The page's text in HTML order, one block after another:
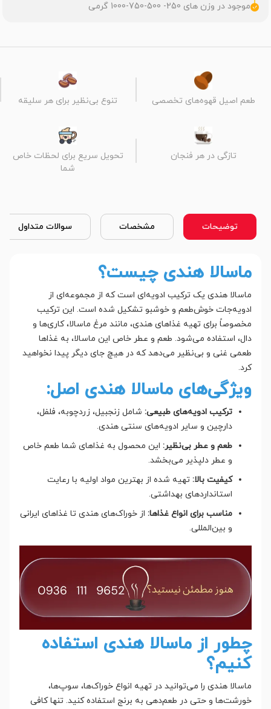
موجود در وزن های 250- 500-750-1000 گرمی
طعم اصیل قهوه‌های تخصصی تنوع بی‌نظیر برای هر سلیقه
تازگی در هر فنجان
تحویل سریع برای لحظات خاص
شما
توضیحات مشخصات سوالات متداول
ماسالا هندی چیست؟
ماسالا هندی یک ترکیب ادویه‌ای است که از مجموعه‌ای از
ادویه‌جات خوش‌طعم و خوشبو تشکیل شده است. این ترکیب
مخصوصاً برای تهیه غذاهای هندی، مانند مرغ ماسالا، کاری‌ها و
دال، استفاده می‌شود. طعم و عطر خاص این ماسالا، به غذاها
طعمی غنی و بی‌نظیر می‌دهد که در هیچ جای دیگر پیدا نخواهید
کرد.
ویژگی‌های ماسالا هندی اصل:
ترکیب ادویه‌های طبیعی: شامل زنجبیل، زردچوبه، فلفل،
دارچین و سایر ادویه‌های سنتی هندی.
طعم و عطر بی‌نظیر: این محصول به غذاهای شما طعم خاص
و عطر دلپذیر می‌بخشد.
کیفیت بالا: تهیه شده از بهترین مواد اولیه با رعایت
استانداردهای بهداشتی.
مناسب برای انواع غذاها: از خوراک‌های هندی تا غذاهای ایرانی
و بین‌المللی.
چطور از ماسالا هندی استفاده
کنیم؟
ماسالا هندی را می‌توانید در تهیه انواع خوراک‌ها، سوپ‌ها،
خورشت‌ها و حتی در طعم‌دهی به برنج استفاده کنید. تنها کافی